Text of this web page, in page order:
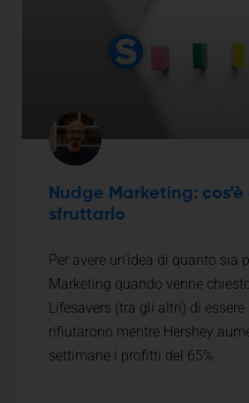
Nudge Marketing: cos’è
sfruttarlo
Per avere un’idea di quanto sia
Marketing quando venne
Lifesavers (tra gli altri) di
rifiutarono mentre Hershey
settimane i profitti del 65%